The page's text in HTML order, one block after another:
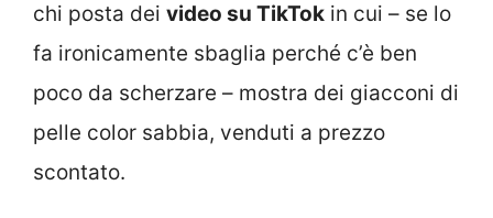
chi posta dei video su TikTok in cui – se lo
fa ironicamente sbaglia perché c’è ben
poco da scherzare – mostra dei giacconi di
pelle color sabbia, venduti a prezzo
scontato.